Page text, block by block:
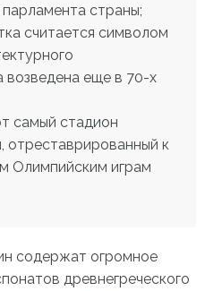
страны;
считается символом
возведена еще в 70-х
самый стадион
отреставрированный к
Олимпийским играм
содержат огромное
древнегреческого